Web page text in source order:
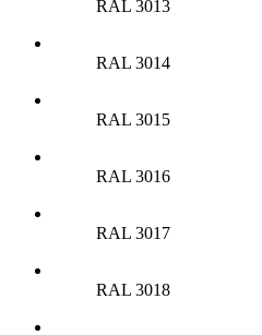
RAL 3013
RAL 3014
RAL 3015
RAL 3016
RAL 3017
RAL 3018